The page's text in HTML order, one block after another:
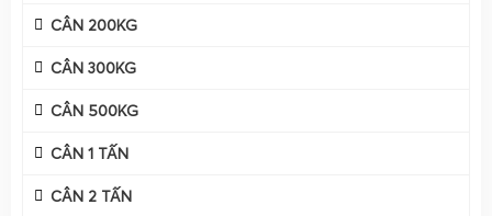
CÂN 200KG
CÂN 300KG
CÂN 500KG
CÂN 1 TẤN
CÂN 2 TẤN
các tỉnh toàn quốc
điện tử 2 tấn, cân sàn điện tử 2 tấn, cân điện tử cân heo 2
phục vụ đa dạng nhu cầu sản xuất – kinh doanh. Với đội
ngũ kỹ thuật viên giàu kinh nghiệm, Cân Gia Phát không chỉ
dụng, hướng dẫn hiệu chuẩn và hướng dẫn tự sửa cân